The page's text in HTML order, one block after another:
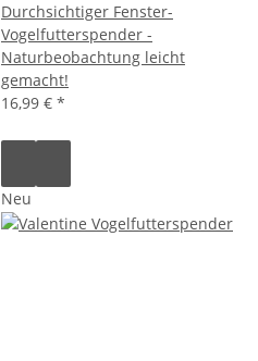
Durchsichtiger Fenster-
Vogelfutterspender -
Naturbeobachtung leicht
gemacht!
16,99 € *
Neu